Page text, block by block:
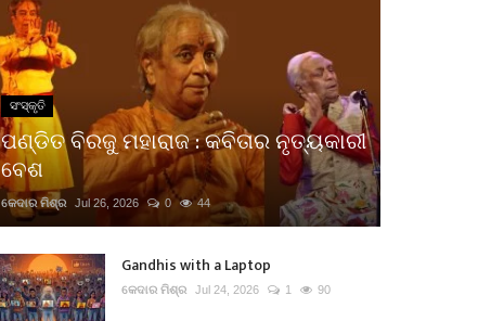
ସଂସ୍କୃତି
ପଣ୍ଡିତ ବିରଜୁ ମହାରାଜ : କବିତାର ନୃତ୍ୟକାରୀ
ବେଶ
କେଦାର ମିଶ୍ର Jul 26, 2026 0 44
Gandhis with a Laptop
କେଦାର ମିଶ୍ର Jul 24, 2026 1 90